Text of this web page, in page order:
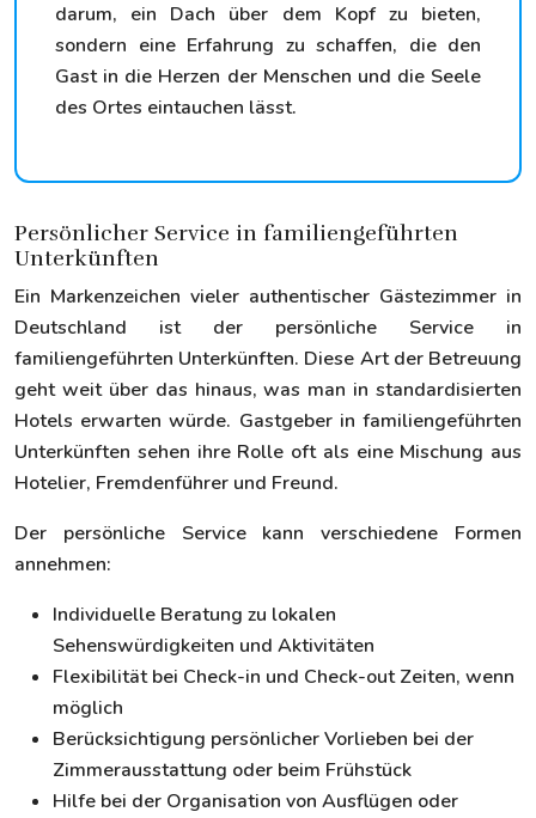
darum, ein Dach über dem Kopf zu bieten,
sondern eine Erfahrung zu schaffen, die den
Gast in die Herzen der Menschen und die Seele
des Ortes eintauchen lässt.
Persönlicher Service in familiengeführten
Unterkünften
Ein Markenzeichen vieler authentischer Gästezimmer in
Deutschland ist der persönliche Service in
familiengeführten Unterkünften. Diese Art der Betreuung
geht weit über das hinaus, was man in standardisierten
Hotels erwarten würde. Gastgeber in familiengeführten
Unterkünften sehen ihre Rolle oft als eine Mischung aus
Hotelier, Fremdenführer und Freund.
Der persönliche Service kann verschiedene Formen
annehmen:
Individuelle Beratung zu lokalen
Sehenswürdigkeiten und Aktivitäten
Flexibilität bei Check-in und Check-out Zeiten, wenn
möglich
Berücksichtigung persönlicher Vorlieben bei der
Zimmerausstattung oder beim Frühstück
Hilfe bei der Organisation von Ausflügen oder